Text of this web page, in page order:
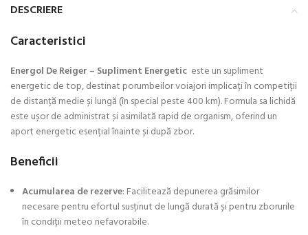
DESCRIERE
Caracteristici
Energol De Reiger – Supliment Energetic este un supliment
energetic de top, destinat porumbeilor voiajori implicați în competiții
de distanță medie și lungă (în special peste 400 km). Formula sa lichidă
este ușor de administrat și asimilată rapid de organism, oferind un
aport energetic esențial înainte și după zbor.
Beneficii
Acumularea de rezerve: Facilitează depunerea grăsimilor
necesare pentru efortul susținut de lungă durată și pentru zborurile
în condiții meteo nefavorabile.